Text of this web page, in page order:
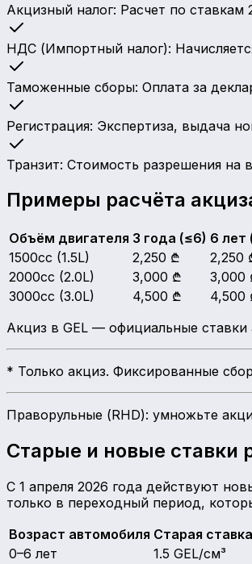
Акцизный налог: Расчет по
НДС (Импортный налог):
Таможенные сборы: Оплата за
Регистрация: Экспертиза, выдача
Транзит: Стоимость разрешения на
Примеры расчёта
Объём двигателя 3 года (≤6) 6 лет
1500cc (1.5L)
2,250 ₾ 2,250
2000cc (2.0L)
3,000 ₾ 3,000
3000cc (3.0L)
4,500 ₾ 4,500
Акциз в GEL — официальные ставки
* Только акциз. Фиксированные
Праворульные (RHD): умножьте
Старые и новые ставки
С 1 апреля 2026 года действуют
только в переходный период,
Возраст автомобиля Старая
0–6 лет
1.5 GEL/см³